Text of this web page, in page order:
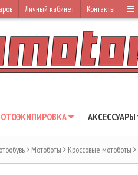
Личный кабинет Контакты
АКСЕССУАРЫ
Мотоботы Кроссовые мотоботы